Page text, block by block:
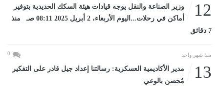
12
وزير الصناعة والنقل يوجه قيادات هيئة السكك الحديدية بتوفير
أماكن في رحلات...اليوم الأربعاء، 2 أبريل 2025 08:11 صـ منذ
7 دقائق
منذ شهر واحد 0
13
مدير الأكاديمية العسكرية: رسالتنا إعداد جيل قادر على التفكير
مُحصن بالوعي